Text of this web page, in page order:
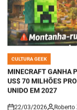
POSTED
IN
CULTURA GEEK
MINECRAFT GANHA
US$ 70 MILHÕES
UNIDO EM 2027
on